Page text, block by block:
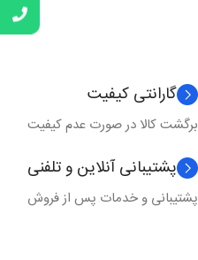
گارانتی کیفیت
برگشت کالا در صورت عدم کیفیت
پشتیبانی آنلاین و تلفنی
پشتیبانی و خدمات پس از فروش